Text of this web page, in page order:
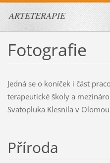
ARTETERAPIE
Fotografie
Jedná se o koníček i část
terapeutické školy a
Svatopluka Klesnila v
Příroda